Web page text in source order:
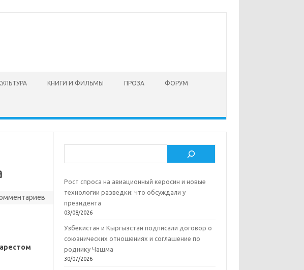
КНИГИ И ФИЛЬМЫ ПРОЗА ФОРУМ
арестом
Рост спроса на авиационный керосин и новые
технологии разведки: что обсуждали у
президента
03/08/2026
Узбекистан и Кыргызстан подписали договор о
союзнических отношениях и соглашение по
роднику Чашма
30/07/2026